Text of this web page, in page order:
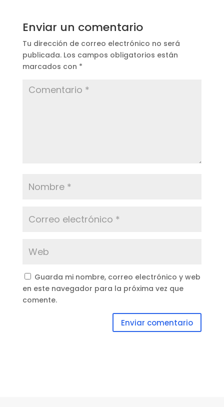
Enviar un comentario
Tu dirección de correo electrónico no será
publicada. Los campos obligatorios están
marcados con *
Guarda mi nombre, correo electrónico y web
en este navegador para la próxima vez que
comente.
Enviar comentario